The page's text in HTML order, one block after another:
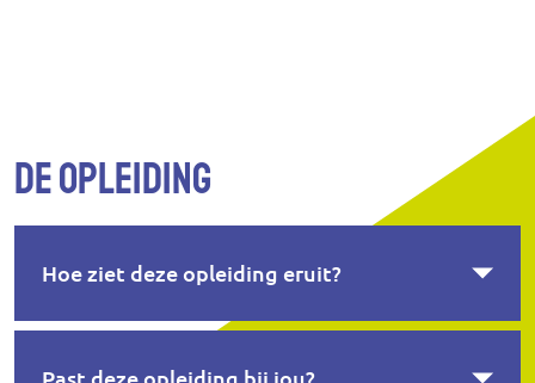
De opleiding
Hoe ziet deze opleiding eruit?
Past deze opleiding bij jou?